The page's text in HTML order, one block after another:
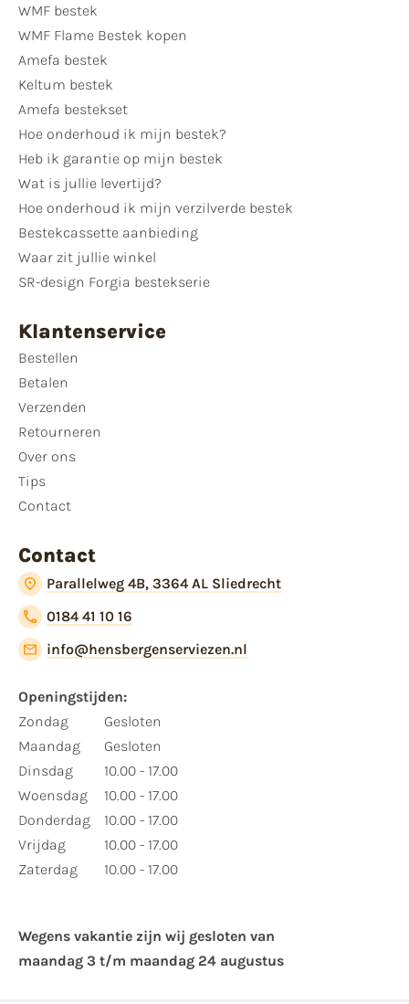
WMF bestek
WMF Flame Bestek kopen
Amefa bestek
Keltum bestek
Amefa bestekset
Hoe onderhoud ik mijn bestek?
Heb ik garantie op mijn bestek
Wat is jullie levertijd?
Hoe onderhoud ik mijn verzilverde bestek
Bestekcassette aanbieding
Waar zit jullie winkel
SR-design Forgia bestekserie
Klantenservice
Bestellen
Betalen
Verzenden
Retourneren
Over ons
Tips
Contact
Contact
Parallelweg 4B, 3364 AL Sliedrecht
0184 41 10 16
info@hensbergenserviezen.nl
Openingstijden:
Zondag
Maandag
Dinsdag
Woensdag
Donderdag
Vrijdag
Zaterdag
Gesloten
Gesloten
10.00 - 17.00
10.00 - 17.00
10.00 - 17.00
10.00 - 17.00
10.00 - 17.00
Wegens vakantie zijn wij gesloten van ​
maandag 3 t/m maandag 24 augustus